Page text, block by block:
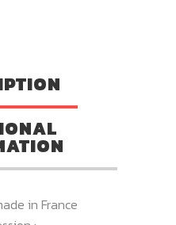
in France